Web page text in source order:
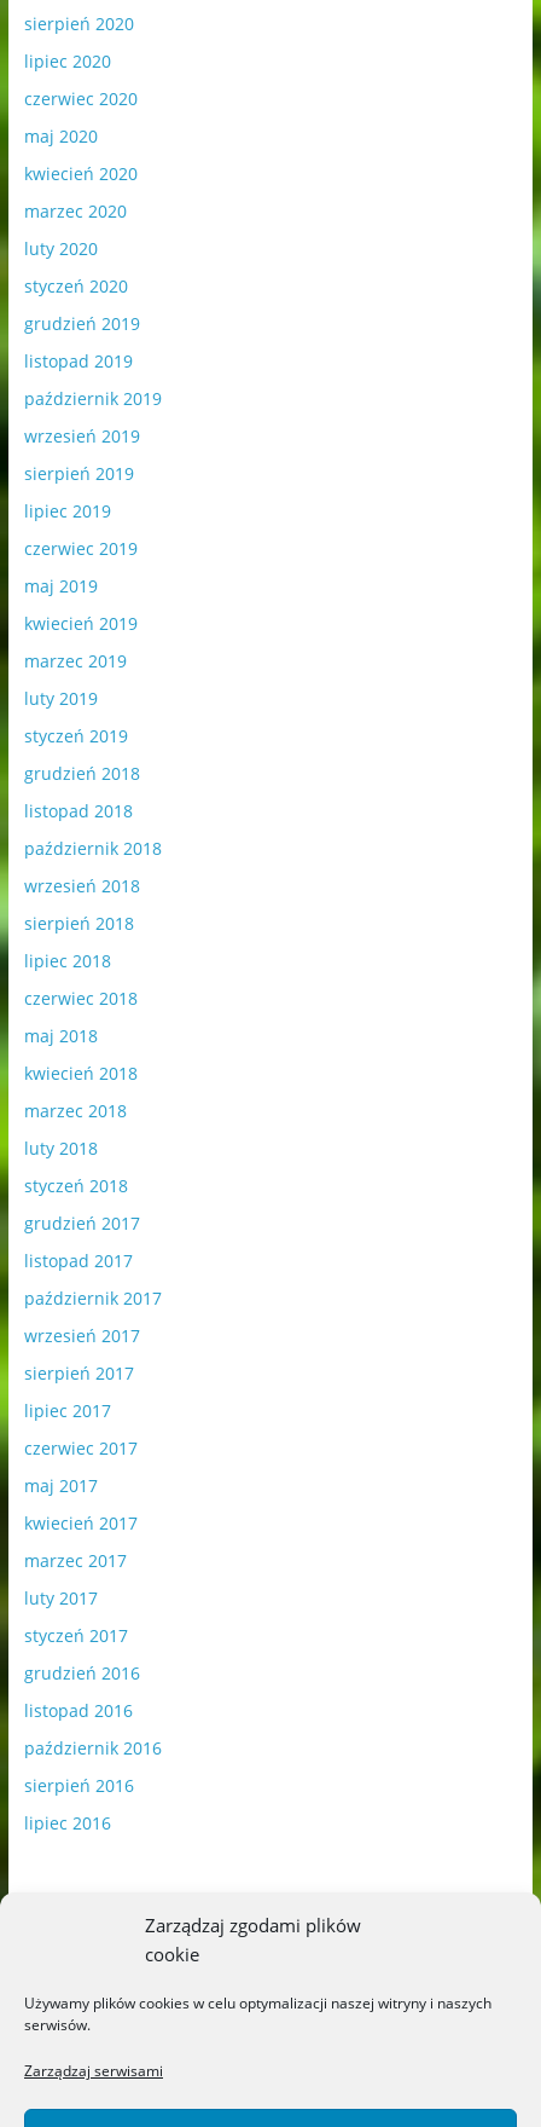
Zarządzaj zgodami plików
cookie
Używamy plików cookies w celu optymalizacji naszej witryny i naszych
serwisów.
Zarządzaj serwisami
sierpień 2020
lipiec 2020
czerwiec 2020
maj 2020
kwiecień 2020
marzec 2020
luty 2020
styczeń 2020
grudzień 2019
listopad 2019
październik 2019
wrzesień 2019
sierpień 2019
lipiec 2019
czerwiec 2019
maj 2019
kwiecień 2019
marzec 2019
luty 2019
styczeń 2019
grudzień 2018
listopad 2018
październik 2018
wrzesień 2018
sierpień 2018
lipiec 2018
czerwiec 2018
maj 2018
kwiecień 2018
marzec 2018
luty 2018
styczeń 2018
grudzień 2017
listopad 2017
październik 2017
wrzesień 2017
sierpień 2017
lipiec 2017
czerwiec 2017
maj 2017
kwiecień 2017
marzec 2017
luty 2017
styczeń 2017
grudzień 2016
listopad 2016
październik 2016
sierpień 2016
lipiec 2016